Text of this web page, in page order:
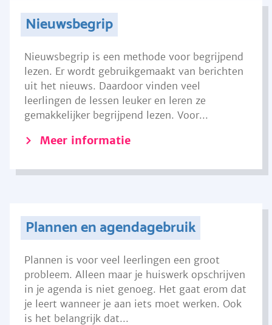
Nieuwsbegrip
Nieuwsbegrip is een methode voor begrijpend
lezen. Er wordt gebruikgemaakt van berichten
uit het nieuws. Daardoor vinden veel
leerlingen de lessen leuker en leren ze
gemakkelijker begrijpend lezen. Voor...
Meer informatie
Plannen en agendagebruik
Plannen is voor veel leerlingen een groot
probleem. Alleen maar je huiswerk opschrijven
in je agenda is niet genoeg. Het gaat erom dat
je leert wanneer je aan iets moet werken. Ook
is het belangrijk dat...